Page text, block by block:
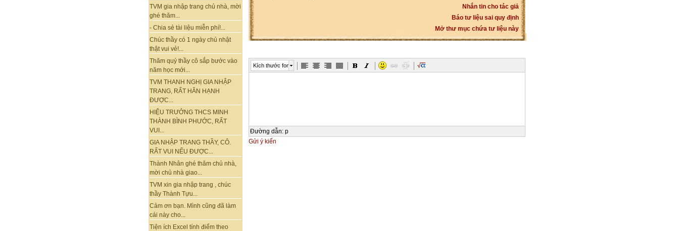
TVM gia nhập trang chủ nhà, mời
ghé thăm...
- Chia sẻ tài liệu miễn phí!...
Chúc thầy có 1 ngày chủ nhật
thật vui vẻ!...
Thăm quý thầy cô sắp bước vào
năm học mới...
TVM THANH NGHỊ GIA NHẬP
TRANG, RẤT HÂN HẠNH
ĐƯỢC...
HIỆU TRƯỞNG THCS MINH
THÀNH BÌNH PHƯỚC, RẤT
VUI...
GIA NHẬP TRANG THẦY, CÔ.
RẤT VUI NẾU ĐƯỢC...
Thành Nhân ghé thăm chủ nhà,
mời chủ nhà giao...
TVM xin gia nhập trang , chúc
thầy Thành Tựu...
Cảm ơn bạn. Mình cũng đã làm
cái này cho...
Tiện ích Excel tính điểm theo
Nhắn tin cho tác giả
Báo tư liệu sai quy định
Mở thư mục chứa tư liệu này
Kích thước font
Đường dẫn: p
Gửi ý kiến